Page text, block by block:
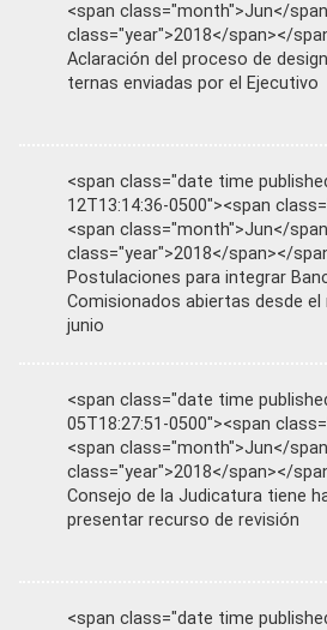
<span class="month">Jun</
class="year">2018</span></
Aclaración del proceso de
ternas enviadas por el Ejecutivo
<span class="date time
12T13:14:36-0500"><span
<span class="month">Jun</
class="year">2018</span></
Postulaciones para integrar
Comisionados abiertas desde el
junio
<span class="date time
05T18:27:51-0500"><span
<span class="month">Jun</
class="year">2018</span></
Consejo de la Judicatura tiene
presentar recurso de revisión
<span class="date time